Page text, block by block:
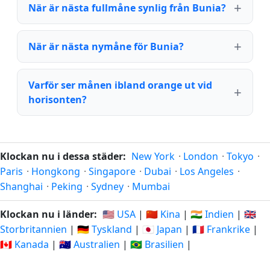
När är nästa fullmåne synlig från Bunia?
När är nästa nymåne för Bunia?
Varför ser månen ibland orange ut vid
horisonten?
Klockan nu i dessa städer: New York · London · Tokyo ·
Paris · Hongkong · Singapore · Dubai · Los Angeles ·
Shanghai · Peking · Sydney · Mumbai
Klockan nu i länder: 🇺🇸 USA | 🇨🇳 Kina | 🇮🇳 Indien | 🇬🇧
Storbritannien | 🇩🇪 Tyskland | 🇯🇵 Japan | 🇫🇷 Frankrike |
🇨🇦 Kanada | 🇦🇺 Australien | 🇧🇷 Brasilien |